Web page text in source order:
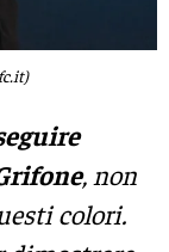
, non
colori.